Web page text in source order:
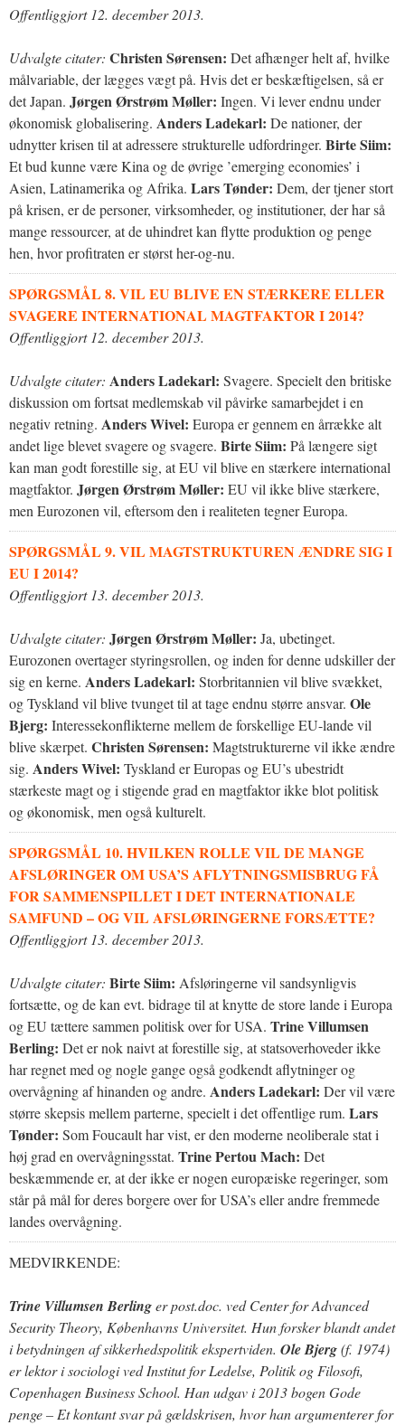
Offentliggjort 12. december 2013.
Udvalgte citater: Christen Sørensen: Det afhænger helt af, hvilke
målvariable, der lægges vægt på. Hvis det er beskæftigelsen, så er
det Japan. Jørgen Ørstrøm Møller: Ingen. Vi lever endnu under
økonomisk globalisering. Anders Ladekarl: De nationer, der
udnytter krisen til at adressere strukturelle udfordringer. Birte Siim:
Et bud kunne være Kina og de øvrige ’emerging economies’ i
Asien, Latinamerika og Afrika. Lars Tønder: Dem, der tjener stort
på krisen, er de personer, virksomheder, og institutioner, der har så
mange ressourcer, at de uhindret kan flytte produktion og penge
hen, hvor profitraten er størst her-og-nu.
SPØRGSMÅL 8. VIL EU BLIVE EN STÆRKERE ELLER
SVAGERE INTERNATIONAL MAGTFAKTOR I 2014?
Offentliggjort 12. december 2013.
Udvalgte citater: Anders Ladekarl: Svagere. Specielt den britiske
diskussion om fortsat medlemskab vil påvirke samarbejdet i en
negativ retning. Anders Wivel: Europa er gennem en årrække alt
andet lige blevet svagere og svagere. Birte Siim: På længere sigt
kan man godt forestille sig, at EU vil blive en stærkere international
magtfaktor. Jørgen Ørstrøm Møller: EU vil ikke blive stærkere,
men Eurozonen vil, eftersom den i realiteten tegner Europa.
SPØRGSMÅL 9. VIL MAGTSTRUKTUREN ÆNDRE SIG I
EU I 2014?
Offentliggjort 13. december 2013.
Udvalgte citater: Jørgen Ørstrøm Møller: Ja, ubetinget.
Eurozonen overtager styringsrollen, og inden for denne udskiller der
sig en kerne. Anders Ladekarl: Storbritannien vil blive svækket,
og Tyskland vil blive tvunget til at tage endnu større ansvar. Ole
Bjerg: Interessekonflikterne mellem de forskellige EU-lande vil
blive skærpet. Christen Sørensen: Magtstrukturerne vil ikke ændre
sig. Anders Wivel: Tyskland er Europas og EU’s ubestridt
stærkeste magt og i stigende grad en magtfaktor ikke blot politisk
og økonomisk, men også kulturelt.
SPØRGSMÅL 10. HVILKEN ROLLE VIL DE MANGE
AFSLØRINGER OM USA’S AFLYTNINGSMISBRUG FÅ
FOR SAMMENSPILLET I DET INTERNATIONALE
SAMFUND – OG VIL AFSLØRINGERNE FORSÆTTE?
Offentliggjort 13. december 2013.
Udvalgte citater: Birte Siim: Afsløringerne vil sandsynligvis
fortsætte, og de kan evt. bidrage til at knytte de store lande i Europa
og EU tættere sammen politisk over for USA. Trine Villumsen
Berling: Det er nok naivt at forestille sig, at statsoverhoveder ikke
har regnet med og nogle gange også godkendt aflytninger og
overvågning af hinanden og andre. Anders Ladekarl: Der vil være
større skepsis mellem parterne, specielt i det offentlige rum. Lars
Tønder: Som Foucault har vist, er den moderne neoliberale stat i
høj grad en overvågningsstat. Trine Pertou Mach: Det
beskæmmende er, at der ikke er nogen europæiske regeringer, som
står på mål for deres borgere over for USA’s eller andre fremmede
landes overvågning.
MEDVIRKENDE:
Trine Villumsen Berlinger post.doc. ved Center for Advanced
Security Theory, Københavns Universitet. Hun forsker blandt andet
i betydningen af sikkerhedspolitik ekspertviden. Ole Bjerg(f. 1974)
er lektor i sociologi ved Institut for Ledelse, Politik og Filosofi,
Copenhagen Business School. Han udgav i 2013 bogen Gode
penge – Et kontant svar på gældskrisen, hvor han argumenterer for